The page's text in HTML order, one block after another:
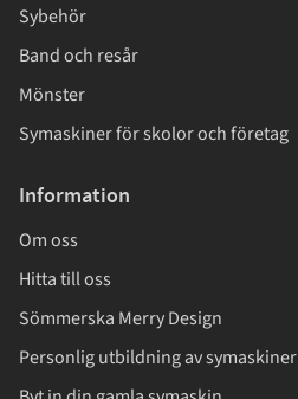
Sybehör
Band och resår
Mönster
Symaskiner för skolor och företag
Information
Om oss
Hitta till oss
Sömmerska Merry Design
Personlig utbildning av symaskiner